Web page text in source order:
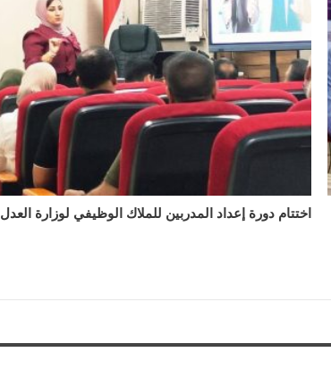
اختتام دورة إعداد المدربين للملاك الوظيفي لوزارة العدل